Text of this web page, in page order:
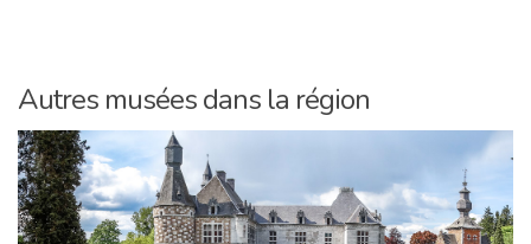
Autres musées dans la région